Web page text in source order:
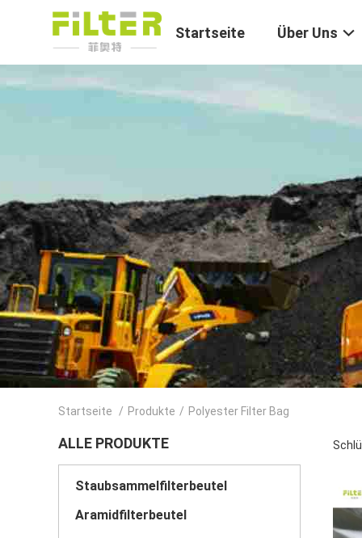
Startseite Über Uns
Startseite / Produkte / Polyester Filter Bag
ALLE PRODUKTE
Staubsammelfilterbeutel
Aramidfilterbeutel